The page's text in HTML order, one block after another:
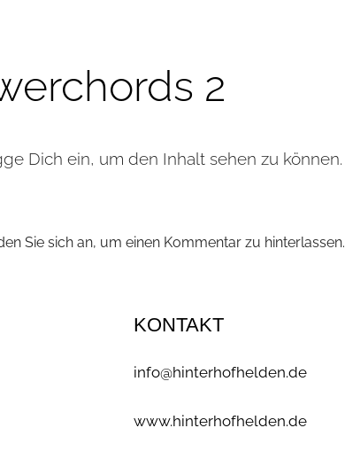
2
Dich ein, um den Inhalt sehen zu können.
Sie sich an, um einen Kommentar zu hinterlassen.
KONTAKT
info@hinterhofhelden.de
www.hinterhofhelden.de